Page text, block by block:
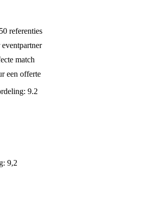
referenties
match
een offerte
: 9.2
9,2